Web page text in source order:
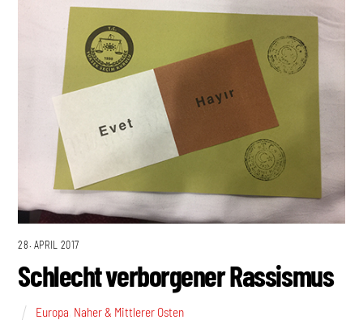
28. APRIL 2017
Schlecht verborgener Rassismus
Europa Naher & Mittlerer Osten